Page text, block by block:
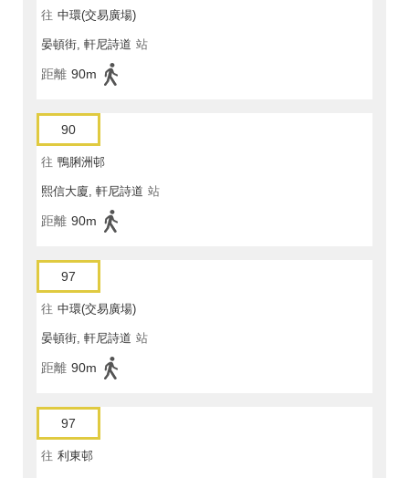
往 中環(交易廣場)
晏頓街, 軒尼詩道 站
距離 90m
90
往 鴨脷洲邨
熙信大廈, 軒尼詩道 站
距離 90m
97
往 中環(交易廣場)
晏頓街, 軒尼詩道 站
距離 90m
97
往 利東邨